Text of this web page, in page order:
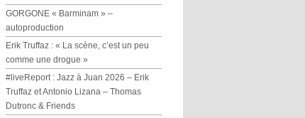
GORGONE « Barminam » –
autoproduction
Erik Truffaz : « La scène, c’est un peu
comme une drogue »
#liveReport : Jazz à Juan 2026 – Erik
Truffaz et Antonio Lizana – Thomas
Dutronc & Friends